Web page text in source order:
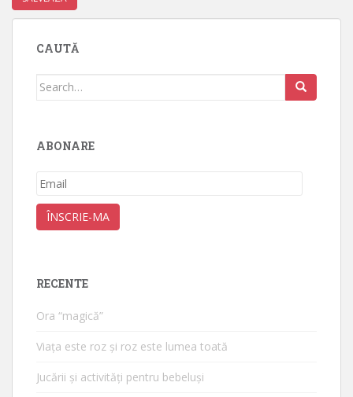
CAUTĂ
Search
ABONARE
Email
ÎNSCRIE-MA
RECENTE
Ora “magică”
Viața este roz și roz este lumea toată
Jucării și activități pentru bebeluși